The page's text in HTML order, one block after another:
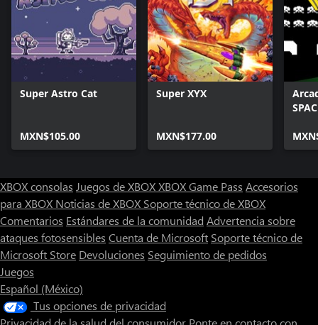
Super Astro Cat
MXN$105.00
Super XYX
MXN$177.00
XBOX consolas Juegos de XBOXXBOX Game Pass Accesorios
para XBOX Noticias de XBOX Soporte técnico de XBOX
Comentarios Estándares de la comunidad Advertencia sobre
ataques fotosensibles Cuenta de Microsoft Soporte técnico de
Microsoft Store Devoluciones Seguimiento de pedidos
Juegos
Español (México)
Tus opciones de privacidad